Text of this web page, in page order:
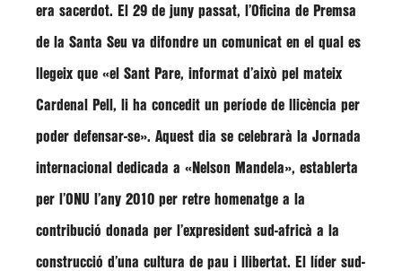
era sacerdot. El 29 de juny passat, l’Oficina de Premsa
de la Santa Seu va difondre un comunicat en el qual es
llegeix que «el Sant Pare, informat d’això pel mateix
Cardenal Pell, li ha concedit un període de llicència per
poder defensar-se». Aquest dia se celebrarà la Jornada
internacional dedicada a «Nelson Mandela», establerta
per l’ONU l’any 2010 per retre homenatge a la
contribució donada per l’expresident sud-africà a la
construcció d’una cultura de pau i llibertat. El líder sud-